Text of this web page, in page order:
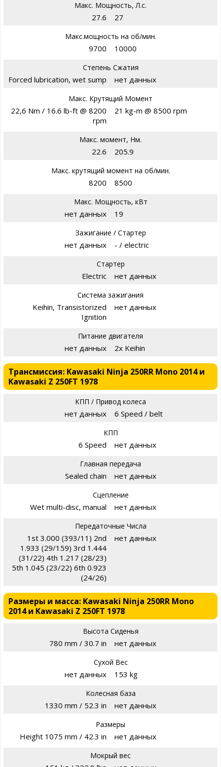
Макс. Мощность, Л.с.
27.6 27
Макс.мощность на об/мин.
9700 10000
Степень Сжатия
Forced lubrication, wet sump нет данных
Макс. Крутящий Момент
22,6 Nm / 16.6 lb-ft @ 8200
rpm
21 kg-m @ 8500 rpm
Макс. момент, Нм.
22.6 205.9
Макс. крутящий момент на об/мин.
8200 8500
Макс. Мощность, кВт
нет данных 19
Зажигание / Стартер
нет данных - / electric
Стартер
Electric нет данных
Система зажигания
Keihin, Transistorized
Ignition
нет данных
Питание двигателя
нет данных 2x Keihin
Трансмиссия: Kawasaki Ninja 250RR Mono 2014 и
Kawasaki Z 250FT 1978
КПП / Привод колеса
нет данных 6 Speed / belt
КПП
6 Speed нет данных
Главная передача
Sealed chain нет данных
Сцепление
Wet multi-disc, manual нет данных
Передаточные Числа
1st 3.000 (393/11) 2nd
1.933 (29/159) 3rd 1.444
(31/22) 4th 1.217 (28/23)
5th 1.045 (23/22) 6th 0.923
(24/26)
нет данных
Размеры и масса: Kawasaki Ninja 250RR Mono
2014 и Kawasaki Z 250FT 1978
Высота Сиденья
780 mm / 30.7 in нет данных
Сухой Вес
нет данных 153 kg
Колесная база
1330 mm / 52.3 in нет данных
Размеры
Height 1075 mm / 42.3 in нет данных
Мокрый вес